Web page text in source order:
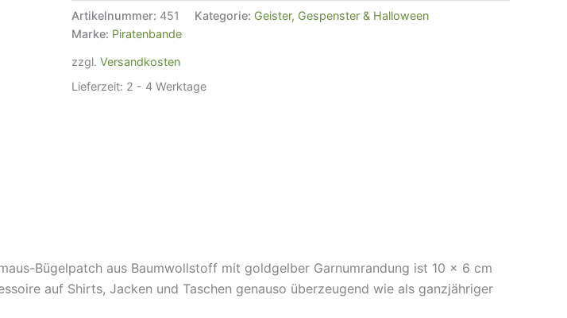
-
cm
-
Bügelbild
Artikelnummer: 451 Kategorie: Geister, Gespenster & Halloween
Marke: Piratenbande
zzgl. Versandkosten
Lieferzeit: 2 - 4 Werktage
Bügelpatch aus Baumwollstoff mit goldgelber Garnumrandung ist 10 × 6 cm
auf Shirts, Jacken und Taschen genauso überzeugend wie als ganzjähriger